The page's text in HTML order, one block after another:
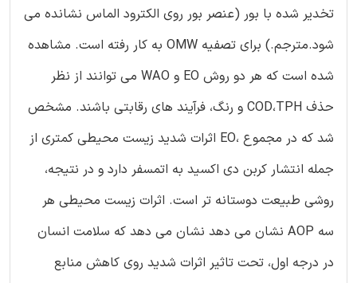
تخدير شده با بور (عنصر بور روى الكترود الماس نشانده مى
شود.مترجم.) براى تصفيه OMW به كار رفته است. مشاهده
شده است كه هر دو روش EO و WAO مى توانند از نظر
حذف COD،TPH و رنگ، فرآيند هاى رقابتى باشند. مشخص
شد كه در مجموع ،EO اثرات شديد زيست محيطى كمترى از
جمله انتشار كربن دى اكسيد به اتمسفر دارد و در نتيجه،
روشى طبيعت دوستانه تر است. اثرات زيست محيطى هر
سه AOP نشان مى دهد نشان مى دهد كه سلامت انسان
در درجه اول، تحت تاثير اثرات شديد روى كاهش منابع